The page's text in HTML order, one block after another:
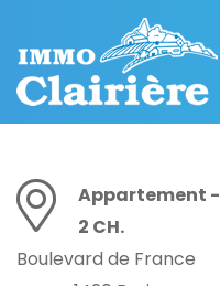
Appartement -
2 CH.
Boulevard de France